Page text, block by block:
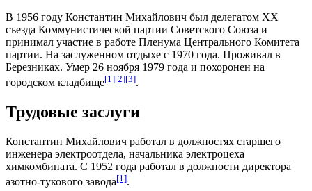
В 1956 году Константин Михайлович был делегатом XX
съезда Коммунистической партии Советского Союза и
принимал участие в работе Пленума Центрального Комитета
партии. На заслуженном отдыхе с 1970 года. Проживал в
Березниках. Умер 26 ноября 1979 года и похоронен на
городском кладбище[1][2][3].
Трудовые заслуги
Константин Михайлович работал в должностях старшего
инженера электроотдела, начальника электроцеха
химкомбината. С 1952 года работал в должности директора
азотно-тукового завода[1].